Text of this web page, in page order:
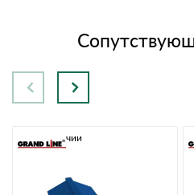
В наличии